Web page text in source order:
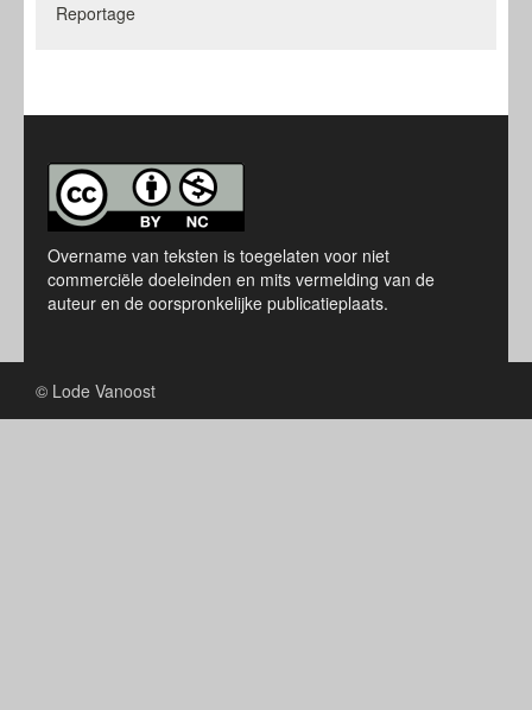
Reportage
Overname van teksten is toegelaten voor niet
commerciële doeleinden en mits vermelding van de
auteur en de oorspronkelijke publicatieplaats.
© Lode Vanoost